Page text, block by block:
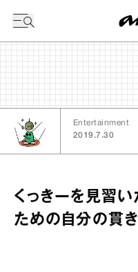
Entertainment
2019.7.30
くっきーを見習
ための自分の貫